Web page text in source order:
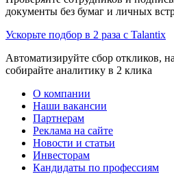
документы без бумаг и личных
Ускорьте подбор в 2 раза с Talantix
Автоматизируйте сбор откликов,
собирайте аналитику в 2 клика
О компании
Наши вакансии
Партнерам
Реклама на сайте
Новости и статьи
Инвесторам
Кандидаты по профессиям